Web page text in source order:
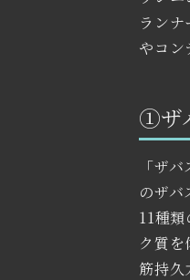
ラン
やコ
①ザ
「ザ
のザ
11種
ク質
筋持